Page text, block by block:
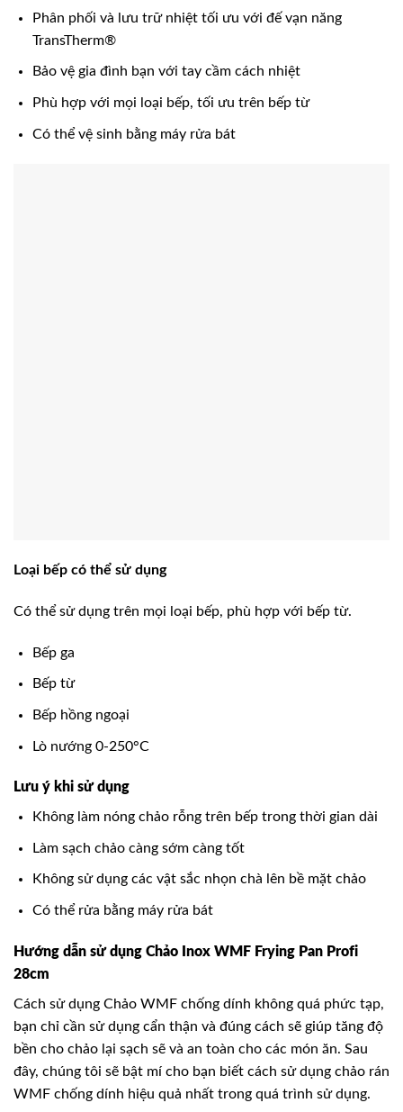
Phân phối và lưu trữ nhiệt tối ưu với đế vạn năng
TransTherm®
Bảo vệ gia đình bạn với tay cầm cách nhiệt
Phù hợp với mọi loại bếp, tối ưu trên bếp từ
Có thể vệ sinh bằng máy rửa bát
Loại bếp có thể sử dụng
Có thể sử dụng trên mọi loại bếp, phù hợp với bếp từ.
Bếp ga
Bếp từ
Bếp hồng ngoại
Lò nướng 0-250°C
Lưu ý khi sử dụng
Không làm nóng chảo rỗng trên bếp trong thời gian dài
Làm sạch chảo càng sớm càng tốt
Không sử dụng các vật sắc nhọn chà lên bề mặt chảo
Có thể rửa bằng máy rửa bát
Hướng dẫn sử dụng Chảo Inox WMF Frying Pan Profi
28cm
Cách sử dụng Chảo WMF chống dính không quá phức tạp,
bạn chỉ cần sử dụng cẩn thận và đúng cách sẽ giúp tăng độ
bền cho chảo lại sạch sẽ và an toàn cho các món ăn. Sau
đây, chúng tôi sẽ bật mí cho bạn biết cách sử dụng chảo rán
WMF chống dính hiệu quả nhất trong quá trình sử dụng.